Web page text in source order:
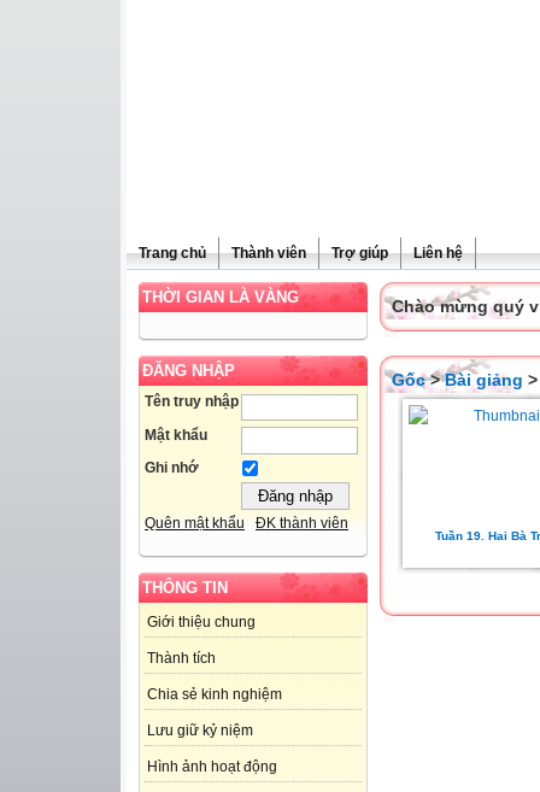
Trang chủ Thành viên Trợ giúp Liên hệ
THỜI GIAN LÀ VÀNG
ĐĂNG NHẬP
Tên truy nhập
Mật khẩu
Ghi nhớ
Quên mật khẩu ĐK thành viên
THÔNG TIN
Giới thiệu chung
Thành tích
Chia sẻ kinh nghiệm
Lưu giữ kỷ niệm
Hình ảnh hoạt động
Chào mừng quý
Gốc>Bài giảng
Tuần 19. Hai Bà